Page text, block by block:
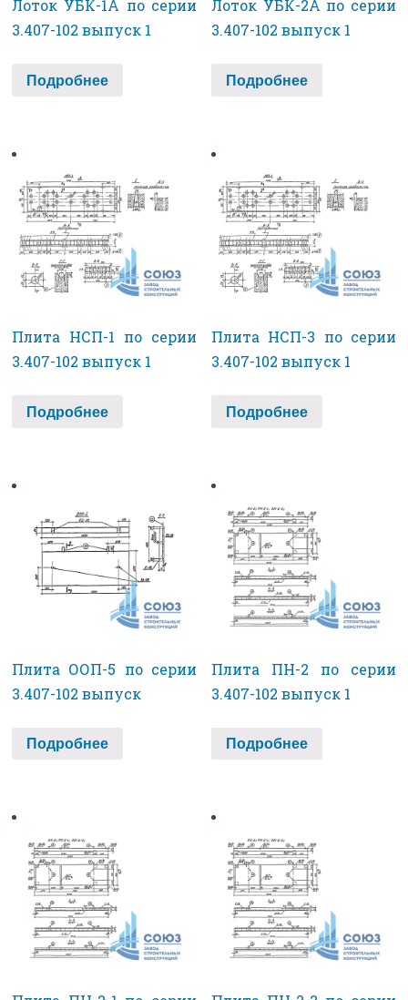
Лоток УБК-1А по серии
3.407-102 выпуск 1
Подробнее
Лоток УБК-2А по серии
3.407-102 выпуск 1
Подробнее
Плита НСП-1 по серии
3.407-102 выпуск 1
Подробнее
Плита НСП-3 по серии
3.407-102 выпуск 1
Подробнее
Плита ООП-5 по серии
3.407-102 выпуск
Подробнее
Плита ПН-2 по серии
3.407-102 выпуск 1
Подробнее